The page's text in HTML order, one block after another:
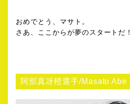
おめでとう、マサト。
さあ、ここからが夢のスタートだ！
阿部真冴橙選手/Masato Abe